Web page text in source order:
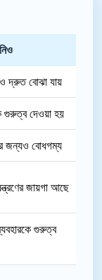
ও দ্রুত বোঝা যায়
গুরুত্ব দেওয়া হয়
জন্যও বোধগম্য
জায়গা আছে
গুরুত্ব